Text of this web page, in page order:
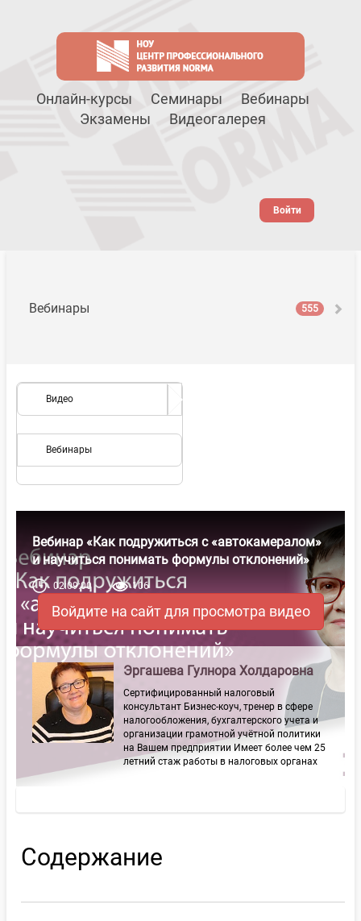
Онлайн-курсы Семинары
Вебинары
Экзамены
Видеогалерея
Войти
Вебинары 555
Видео
Вебинары
Вебинар «Как подружиться с «автокамералом»
и научиться понимать формулы отклонений»
02:09:00 106
Войдите на сайт для просмотра видео
Эргашева Гулнора Холдаровна
Сертифицированный налоговый
консультант Бизнес-коуч, тренер в сфере
налогообложения, бухгалтерского учета и
организации грамотной учётной политики
на Вашем предприятии Имеет более чем 25
летний стаж работы в налоговых органах
Содержание